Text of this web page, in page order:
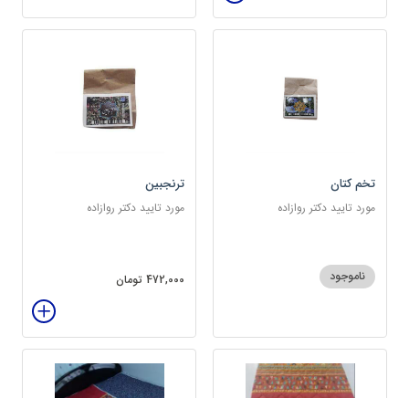
تخم کتان
مورد تایید دکتر روازاده
ناموجود
ترنجبین
مورد تایید دکتر روازاده
472,000 تومان